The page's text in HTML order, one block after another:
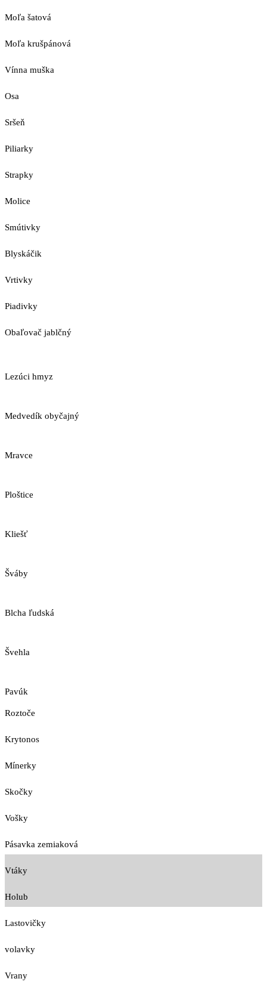
Moľa šatová
Moľa krušpánová
Vínna muška
Osa
Sršeň
Piliarky
Strapky
Molice
Smútivky
Blyskáčik
Vrtivky
Piadivky
Obaľovač jablčný
Lezúci hmyz
Medvedík obyčajný
Mravce
Ploštice
Kliešť
Šváby
Blcha ľudská
Švehla
Pavúk
Roztoče
Krytonos
Mínerky
Skočky
Vošky
Pásavka zemiaková
Vtáky
Holub
Lastovičky
volavky
Vrany